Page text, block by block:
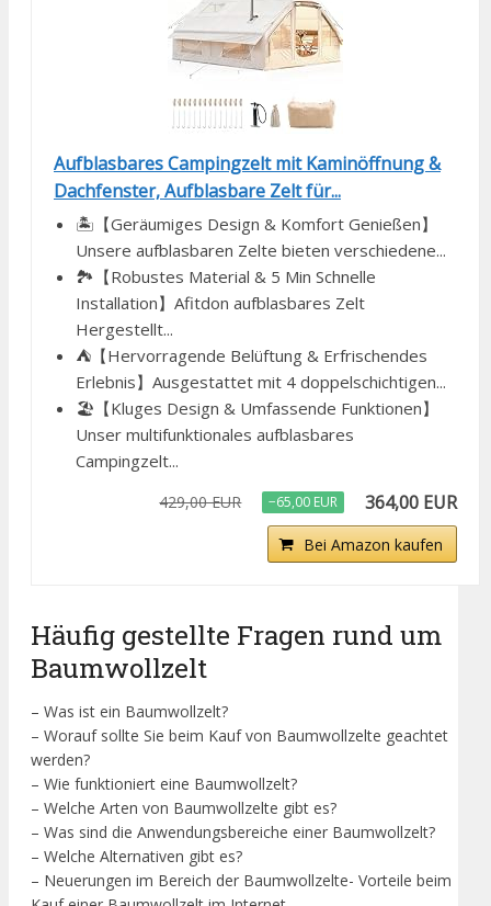
Aufblasbares Campingzelt mit Kaminöffnung &
Dachfenster, Aufblasbare Zelt für...
🏝️【Geräumiges Design & Komfort Genießen】
Unsere aufblasbaren Zelte bieten verschiedene...
🏞️【Robustes Material & 5 Min Schnelle
Installation】Afitdon aufblasbares Zelt
Hergestellt...
⛺️【Hervorragende Belüftung & Erfrischendes
Erlebnis】Ausgestattet mit 4 doppelschichtigen...
🏖️【Kluges Design & Umfassende Funktionen】
Unser multifunktionales aufblasbares
Campingzelt...
429,00 EUR −65,00 EUR 364,00 EUR
Bei Amazon kaufen
Häufig gestellte Fragen rund um
Baumwollzelt
– Was ist ein Baumwollzelt?
– Worauf sollte Sie beim Kauf von Baumwollzelte geachtet
werden?
– Wie funktioniert eine Baumwollzelt?
– Welche Arten von Baumwollzelte gibt es?
– Was sind die Anwendungsbereiche einer Baumwollzelt?
– Welche Alternativen gibt es?
– Neuerungen im Bereich der Baumwollzelte- Vorteile beim